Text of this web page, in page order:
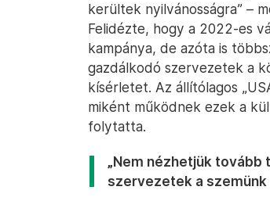
kerültek nyilvánosságra” –
Felidézte, hogy a 2022-es
kampánya, de azóta is
gazdálkodó szervezetek a
kísérletet. Az állítólagos
miként működnek ezek a
folytatta.
„Nem nézhetjük
szervezetek a